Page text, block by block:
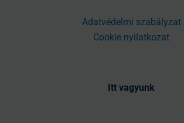
Adatvédelmi szabályzat
Cookie nyilatkozat
Itt vagyunk